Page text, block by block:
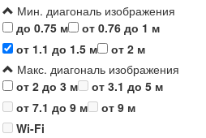
Мин. диагональ изображения
до 0.75 м
от 0.76 до 1 м
от 1.1 до 1.5 м
от 2 м
Макс. диагональ изображения
от 2 до 3 м
от 3.1 до 5 м
от 7.1 до 9 м
от 9 м
Wi-Fi